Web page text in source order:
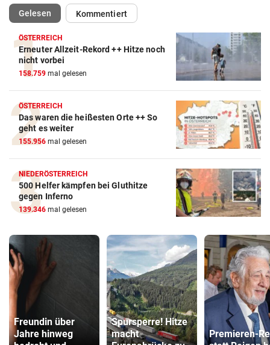
Gelesen(ausgewählt)Kommentiert
ÖSTERREICH
Erneuter Allzeit-Rekord ++ Hitze noch
nicht vorbei
158.759 mal gelesen
ÖSTERREICH
Das waren die heißesten Orte ++ So
geht es weiter
155.956 mal gelesen
NIEDERÖSTERREICH
500 Helfer kämpfen bei Gluthitze
gegen Inferno
139.346 mal gelesen
Freundin über
Jahre hinweg
Spursperre! Hitze
macht
Premieren-